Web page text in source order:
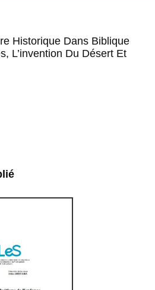
Historique Dans Biblique
L’invention Du Désert Et